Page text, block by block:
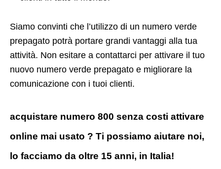
Siamo convinti che l’utilizzo di un numero verde
prepagato potrà portare grandi vantaggi alla tua
attività. Non esitare a contattarci per attivare il tuo
nuovo numero verde prepagato e migliorare la
comunicazione con i tuoi clienti.
acquistare numero 800 senza costi attivare
online mai usato ? Ti possiamo aiutare noi,
lo facciamo da oltre 15 anni, in Italia!